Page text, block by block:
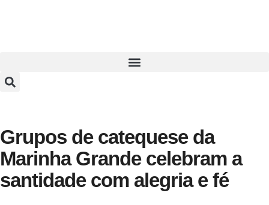
Grupos de catequese da
Marinha Grande celebram a
santidade com alegria e fé